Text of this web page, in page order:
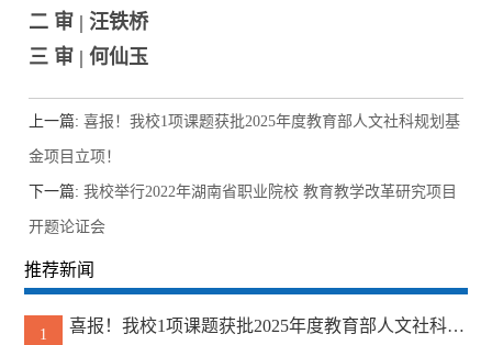
二 审 | 汪铁桥
三 审 | 何仙玉
上一篇: 喜报！我校1项课题获批2025年度教育部人文社科规划基
金项目立项！
下一篇: 我校举行2022年湖南省职业院校 教育教学改革研究项目
开题论证会
推荐新闻
1
喜报！我校1项课题获批2025年度教育部人文社科规